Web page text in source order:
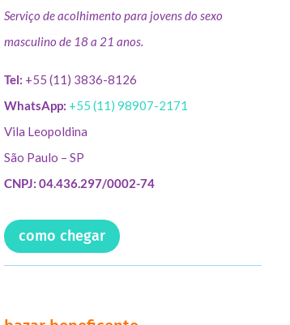
Serviço de acolhimento para jovens do sexo
masculino de 18 a 21 anos.
Tel: +55 (11) 3836-8126
WhatsApp: +55 (11) 98907-2171
Vila Leopoldina
São Paulo – SP
CNPJ: 04.436.297/0002-74
como chegar